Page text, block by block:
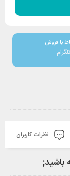
با فروش
نظرات کاربران